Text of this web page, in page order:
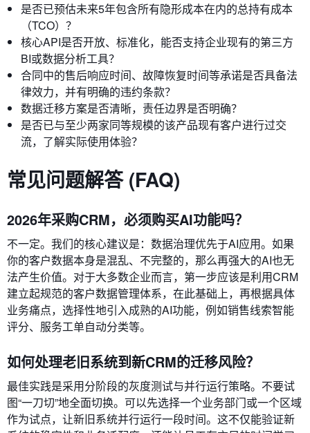
是否已预估未来5年包含所有隐形成本在内的总持有成本
（TCO）？
核心API是否开放、标准化，能否支持企业现有的第三方
BI或数据分析工具？
合同中的售后响应时间、故障恢复时间等承诺是否具备法
律效力，并有明确的违约条款？
数据迁移方案是否清晰，责任边界是否明确？
是否已与至少两家同等规模的该产品现有客户进行过交
流，了解实际使用体验？
常见问题解答 (FAQ)
2026年采购CRM，必须购买AI功能吗？
不一定。我们的核心建议是：数据治理优先于AI应用。如果
你的客户数据本身是混乱、不完整的，那么再强大的AI也无
法产生价值。对于大多数企业而言，第一步应该是利用CRM
建立起规范的客户数据管理体系，在此基础上，再根据具体
业务痛点，选择性地引入成熟的AI功能，例如销售线索智能
评分、服务工单自动分类等。
如何处理老旧系统到新CRM的迁移风险？
最佳实践是采用分阶段的灰度测试与并行运行策略。不要试
图“一刀切”地全面切换。可以先选择一个业务部门或一个区域
作为试点，让新旧系统并行运行一段时间。这不仅能验证新